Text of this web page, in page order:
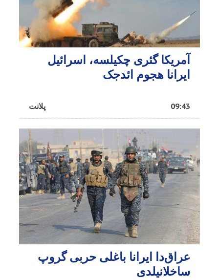
آمریکا گئری چکیلسه، اسرائیل
ایرانا هجوم ائد‌جک
پلانت 09:43
عراق‌دا ایرانا باغلی حربی گروپ
ساخلانیلدی